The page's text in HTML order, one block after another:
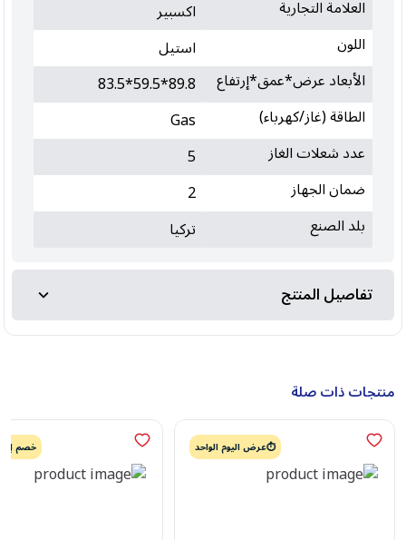
العلامة التجارية
اكسبير
اللون
استيل
الأبعاد عرض*عمق*إرتفاع
89.8*59.5*83.5
الطاقة (غاز/كهرباء)
Gas
عدد شعلات الغاز
5
ضمان الجهاز
2
بلد الصنع
تركيا
تفاصيل المنتج
منتجات ذات صلة
⏱️عرض اليوم الواحد خصم